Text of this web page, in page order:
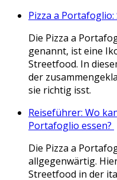
Pizza a
Die Pizza a
genannt, ist eine
Streetfood. In
der
sie richtig isst.
Reiseführer: Wo
Portafoglio essen?
Die Pizza a
allgegenwärtig.
Streetfood in der